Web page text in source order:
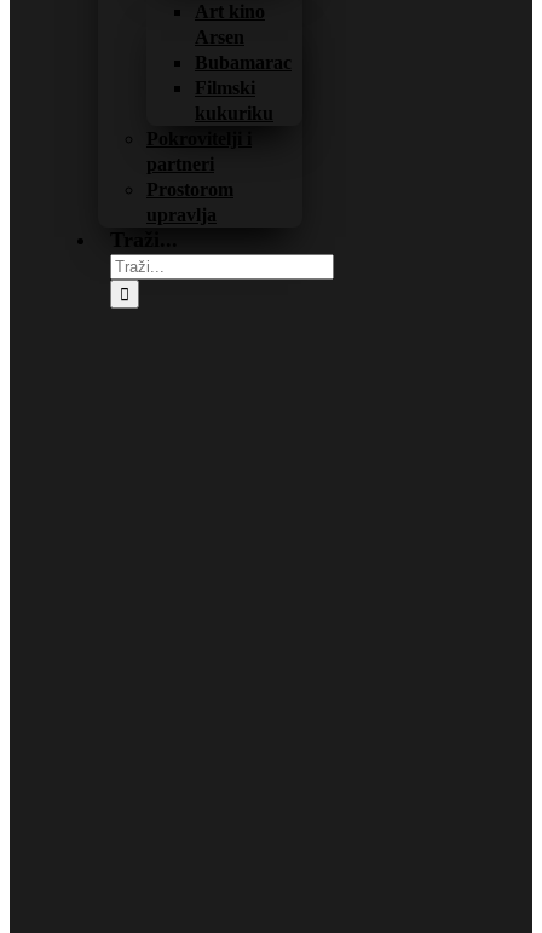
Art kino
Arsen
Bubamarac
Filmski
kukuriku
Pokrovitelji i
partneri
Prostorom
upravlja